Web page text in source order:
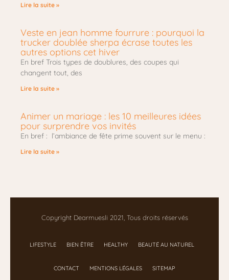
Lire la suite »
Veste en jean homme fourrure : pourquoi la
trucker doublée sherpa écrase toutes les
autres options cet hiver
En bref Trois types de doublures, des coupes qui
changent tout, des
Lire la suite »
Animer un mariage : les 10 meilleures idées
pour surprendre vos invités
En bref : l’ambiance de fête prime souvent sur le menu :
Lire la suite »
Copyright Dearmuesli 2021, Tous droits réservés
LIFESTYLE BIEN ÊTRE HEALTHY BEAUTÉ AU NATUREL
CONTACT MENTIONS LÉGALES SITEMAP